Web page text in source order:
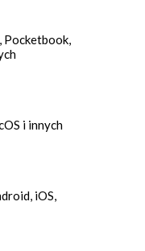
Pocketbook,
i innych
iOS,